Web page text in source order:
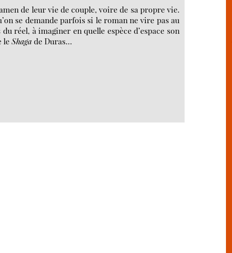
de leur vie de couple, voire de sa propre vie.
se demande parfois si le roman ne vire pas au
réel, à imaginer en quelle espèce d’espace son
leShagade Duras…